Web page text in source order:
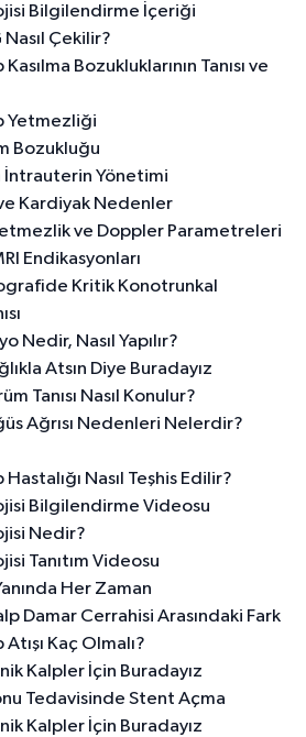
Bilgilendirme İçeriği
Çekilir?
Bozukluklarının Tanısı ve
Yetmezliği
Bozukluğu
Yönetimi
Kardiyak Nedenler
ve Doppler Parametreleri
Endikasyonları
Kritik Konotrunkal
Nedir, Nasıl Yapılır?
Atsın Diye Buradayız
Tanısı Nasıl Konulur?
Ağrısı Nedenleri Nelerdir?
Nasıl Teşhis Edilir?
Bilgilendirme Videosu
Nedir?
Tanıtım Videosu
Her Zaman
Damar Cerrahisi Arasındaki Fark
Kaç Olmalı?
Kalpler İçin Buradayız
Tedavisinde Stent Açma
Kalpler İçin Buradayız